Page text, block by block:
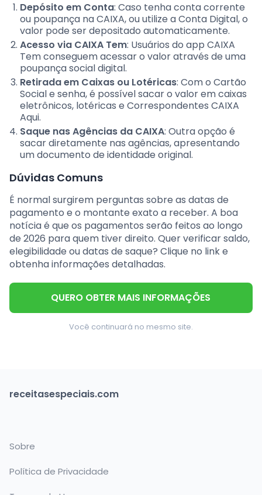
Depósito em Conta: Caso tenha conta corrente
ou poupança na CAIXA, ou utilize a Conta Digital, o
valor pode ser depositado automaticamente.
Acesso via CAIXA Tem: Usuários do app CAIXA
Tem conseguem acessar o valor através de uma
poupança social digital.
Retirada em Caixas ou Lotéricas: Com o Cartão
Social e senha, é possível sacar o valor em caixas
eletrônicos, lotéricas e Correspondentes CAIXA
Aqui.
Saque nas Agências da CAIXA: Outra opção é
sacar diretamente nas agências, apresentando
um documento de identidade original.
Dúvidas Comuns
É normal surgirem perguntas sobre as datas de
pagamento e o montante exato a receber. A boa
notícia é que os pagamentos serão feitos ao longo
de 2026 para quem tiver direito. Quer verificar saldo,
elegibilidade ou datas de saque? Clique no link e
obtenha informações detalhadas.
QUERO OBTER MAIS INFORMAÇÕES
Você continuará no mesmo site.
receitasespeciais.com
Sobre
Política de Privacidade